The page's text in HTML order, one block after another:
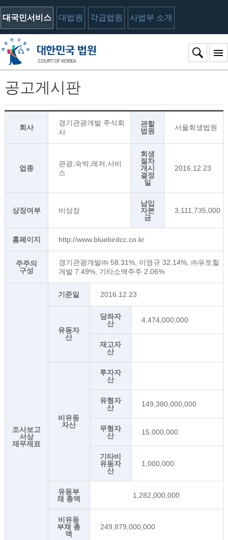
대국민서비스 대법원 각급법원 사법부 소개
공고게시판
회사
경기관광개발 주식회
사
관할
법원
서울회생법원
업종
관광,숙박,레저,서비
스
회생
절차
개시
결정
일
2016.12.23
상장여부 비상장
납입
자본
금
3,111,735,000
홈페이지 http://www.bluebirdcc.co.kr
주주의
구성
경기관광개발㈜ 58.31%, 이영규 32.14%, ㈜유토힐
개발 7.49%, 기타소액주주 2.06%
조사보고
서상
재무제표
기준일 2016.12.23
유동자
산
당좌자
산
4,474,000,000
재고자
산
비유동
자산
투자자
산
유형자
산
149,380,000,000
무형자
산
15,000,000
기타비
유동자
산
1,000,000
유동부
채 총액
1,282,000,000
비유동
부채 총
액
249,879,000,000